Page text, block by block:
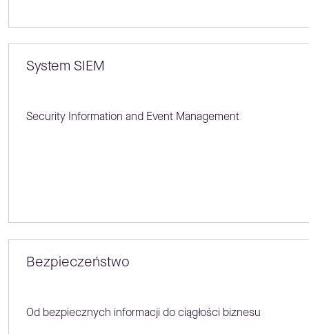
System SIEM
Security Information and Event Management
Bezpieczeństwo
Od bezpiecznych informacji do ciągłości biznesu